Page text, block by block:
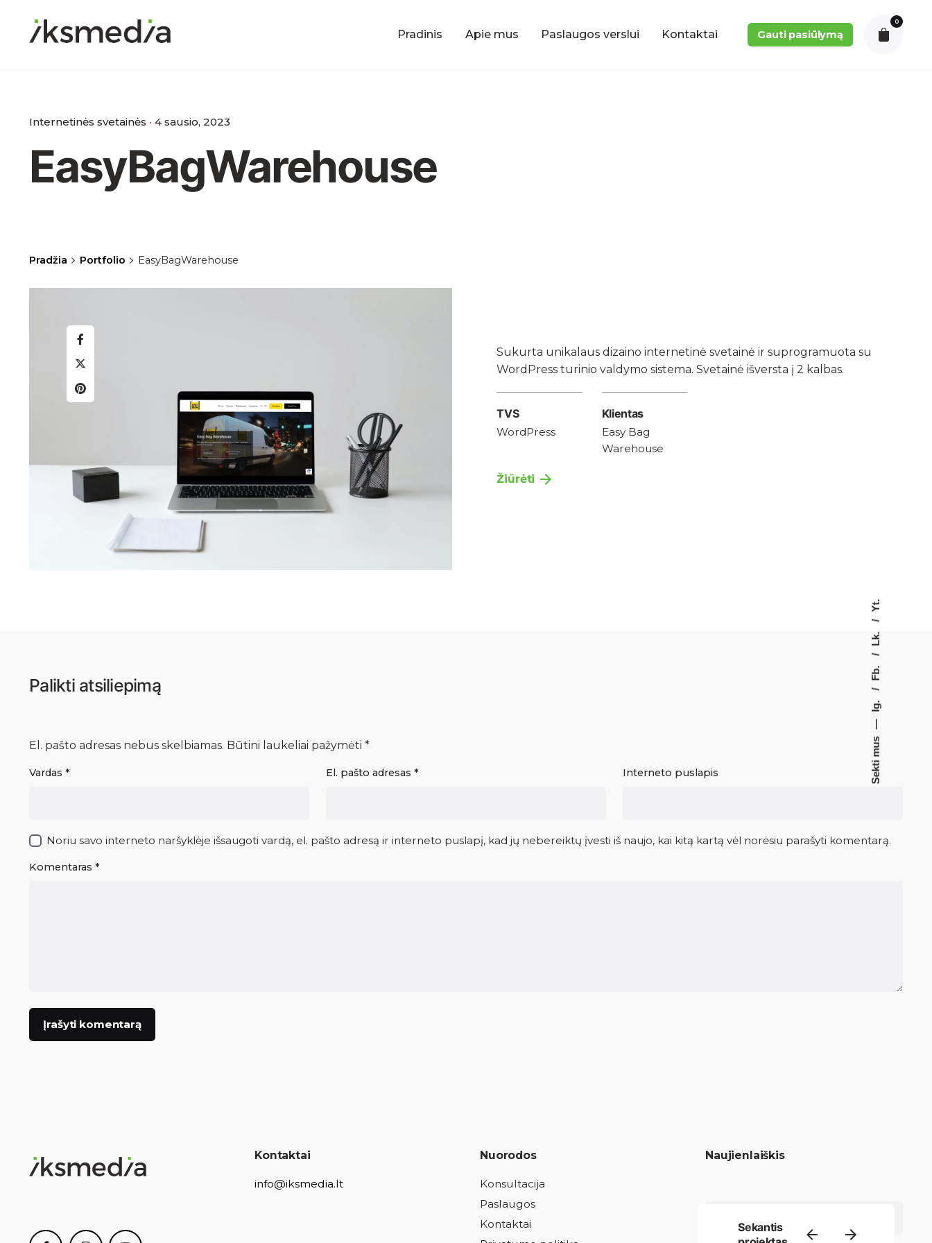
Sekti mus
Ig.
Fb.
Lk.
Yt.
content
Pradinis Apie mus Paslaugos verslui Kontaktai Gauti pasiūlymą
0
Internetinės svetainės 4 sausio, 2023
EasyBagWarehouse
Pradžia Portfolio EasyBagWarehouse
Sukurta unikalaus dizaino internetinė svetainė ir suprogramuota su
WordPress turinio valdymo sistema. Svetainė išversta į 2 kalbas.
TVS
WordPress
Klientas
Easy Bag
Warehouse
Žiūrėti
Sekantis
Palikti atsiliepimą
El. pašto adresas nebus skelbiamas. Būtini laukeliai pažymėti *
Vardas * El. pašto adresas * Interneto puslapis
Noriu savo interneto naršyklėje išsaugoti vardą, el. pašto adresą ir interneto puslapį, kad jų nebereiktų įvesti iš naujo, kai kitą kartą vėl norėsiu parašyti komentarą.
Komentaras *
Kontaktai
info@iksmedia.lt
Nuorodos
Konsultacija
Paslaugos
Kontaktai
Naujienlaiškis